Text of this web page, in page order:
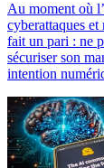
Au moment où
cyberattaques et
fait un pari : ne
sécuriser son
intention